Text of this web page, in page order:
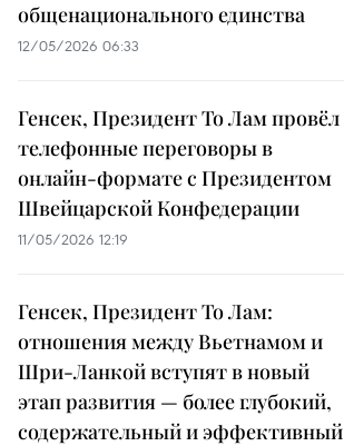
общенационального единства
12/05/2026 06:33
Генсек, Президент То Лам провёл
телефонные переговоры в
онлайн-формате с Президентом
Швейцарской Конфедерации
11/05/2026 12:19
Генсек, Президент То Лам:
отношения между Вьетнамом и
Шри-Ланкой вступят в новый
этап развития — более глубокий,
содержательный и эффективный